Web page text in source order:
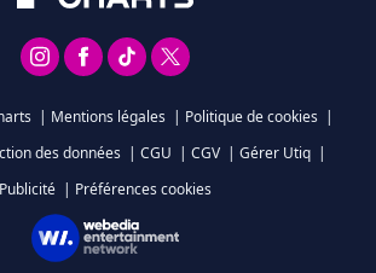
| Mentions légales | Politique de cookies |
des données | CGU | CGV | Gérer Utiq |
Publicité | Préférences cookies